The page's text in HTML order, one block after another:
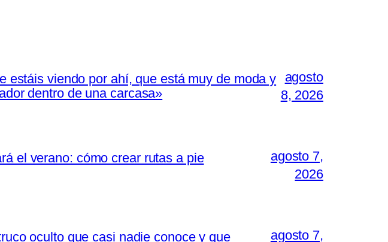
estáis viendo por ahí, que está muy de moda y
dentro de una carcasa»
agosto
8, 2026
el verano: cómo crear rutas a pie
agosto 7,
2026
oculto que casi nadie conoce y que agosto 7,